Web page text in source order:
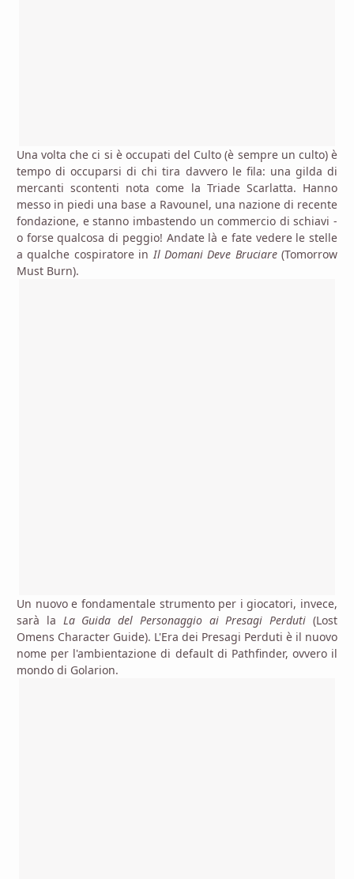
Una volta che ci si è occupati del Culto (è sempre un culto) è
tempo di occuparsi di chi tira davvero le fila: una gilda di
mercanti scontenti nota come la Triade Scarlatta. Hanno
messo in piedi una base a Ravounel, una nazione di recente
fondazione, e stanno imbastendo un commercio di schiavi -
o forse qualcosa di peggio! Andate là e fate vedere le stelle
a qualche cospiratore in Il Domani Deve Bruciare(Tomorrow
Must Burn).
Un nuovo e fondamentale strumento per i giocatori, invece,
sarà la La Guida del Personaggio ai Presagi Perduti(Lost
Omens Character Guide). L'Era dei Presagi Perduti è il nuovo
nome per l'ambientazione di default di Pathfinder, ovvero il
mondo di Golarion.